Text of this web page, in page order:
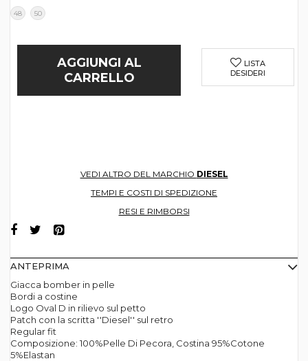
48 50
AGGIUNGI AL
CARRELLO
LISTA
DESIDERI
VEDI ALTRO DEL MARCHIO DIESEL
TEMPI E COSTI DI SPEDIZIONE
RESI E RIMBORSI
ANTEPRIMA
Giacca bomber in pelle
Bordi a costine
Logo Oval D in rilievo sul petto
Patch con la scritta ''Diesel'' sul retro
Regular fit
Composizione: 100%Pelle Di Pecora, Costina 95%Cotone
5%Elastan